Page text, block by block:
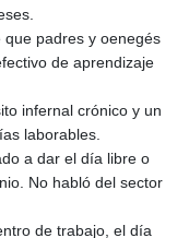
padres y oenegés
de aprendizaje
infernal crónico y un
laborables.
a dar el día libre o
No habló del sector
de trabajo, el día